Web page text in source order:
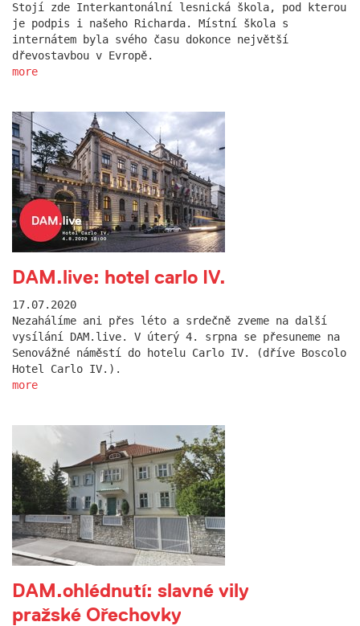
Stojí zde Interkantonální lesnická škola, pod kterou
je podpis i našeho Richarda. Místní škola s
internátem byla svého času dokonce největší
dřevostavbou v Evropě.
more
DAM.live: hotel carlo IV.
17.07.2020
Nezahálíme ani přes léto a srdečně zveme na další
vysílání DAM.live. V úterý 4. srpna se přesuneme na
Senovážné náměstí do hotelu Carlo IV. (dříve Boscolo
Hotel Carlo IV.).
more
DAM.ohlédnutí: slavné vily
pražské Ořechovky